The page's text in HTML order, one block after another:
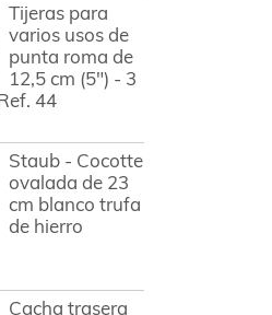
Tijeras para
varios usos de
punta roma de
12,5 cm (5") - 3
44
Staub - Cocotte
ovalada de 23
cm blanco trufa
de hierro
Cacha trasera